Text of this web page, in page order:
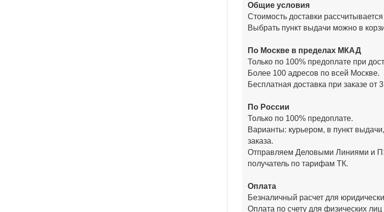
Общие условия
Стоимость доставки
Выбрать пункт выдачи можно в
По Москве в пределах МКАД
Только по 100% предоплате при
Более 100 адресов по всей Москве.
Бесплатная доставка при заказе от
По России
Только по 100% предоплате.
Варианты: курьером, в пункт
заказа.
Отправляем Деловыми Линиями и
получатель по тарифам ТК.
Оплата
Безналичный расчет для
Оплата по счету для физических